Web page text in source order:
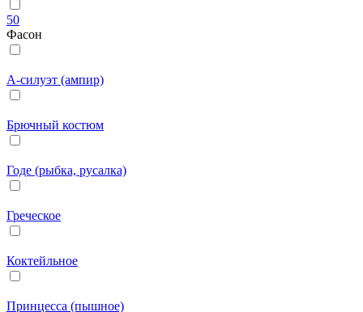
50
Фасон
А-силуэт (ампир)
Брючный костюм
Годе (рыбка, русалка)
Греческое
Коктейльное
Принцесса (пышное)